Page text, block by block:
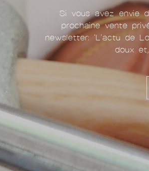
Si vous avez envie
prochaine vente
newsletter: 'L'actu de
doux